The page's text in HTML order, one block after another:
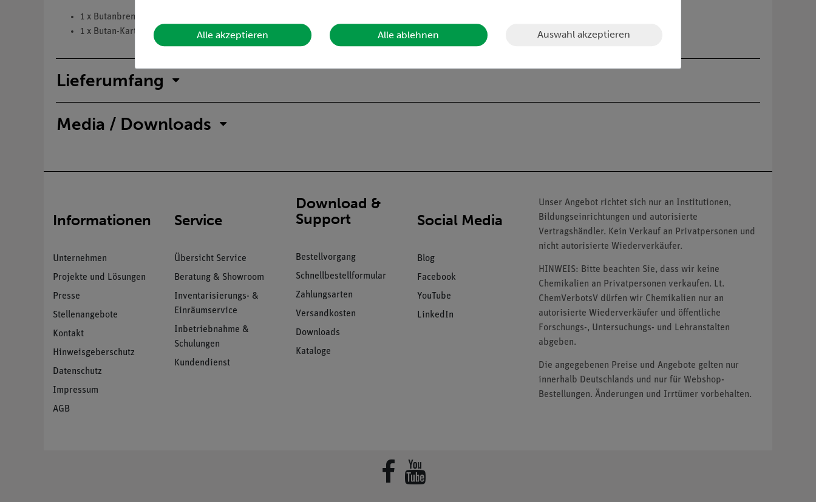
1 x Butanbrenner Labogaz 470
1 x Butan-Kartusche CV 300
Lieferumfang
Media / Downloads
Informationen
Unternehmen
Projekte und Lösungen
Presse
Stellenangebote
Kontakt
Hinweisgeberschutz
Datenschutz
Impressum
AGB
Service
Übersicht Service
Beratung & Showroom
Inventarisierungs- &
Einräumservice
Inbetriebnahme &
Schulungen
Kundendienst
Download &
Support
Bestellvorgang
Schnellbestellformular
Zahlungsarten
Versandkosten
Downloads
Kataloge
Social Media
Blog
Facebook
YouTube
LinkedIn
Unser Angebot richtet sich nur an Institutionen,
Bildungseinrichtungen und autorisierte
Vertragshändler. Kein Verkauf an Privatpersonen und
nicht autorisierte Wiederverkäufer.
HINWEIS: Bitte beachten Sie, dass wir keine
Chemikalien an Privatpersonen verkaufen. Lt.
ChemVerbotsV dürfen wir Chemikalien nur an
autorisierte Wiederverkäufer und öffentliche
Forschungs-, Untersuchungs- und Lehranstalten
abgeben.
Die angegebenen Preise und Angebote gelten nur
innerhalb Deutschlands und nur für Webshop-
Bestellungen. Änderungen und Irrtümer vorbehalten.
Alle akzeptieren Alle ablehnen Auswahl akzeptieren